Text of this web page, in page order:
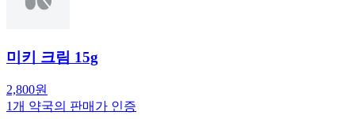
미키 크림 15g
2,800원
1개 약국의 판매가 인증